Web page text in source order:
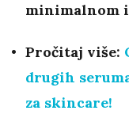
minimalnom
Pročitaj više:
drugih
za skincare!